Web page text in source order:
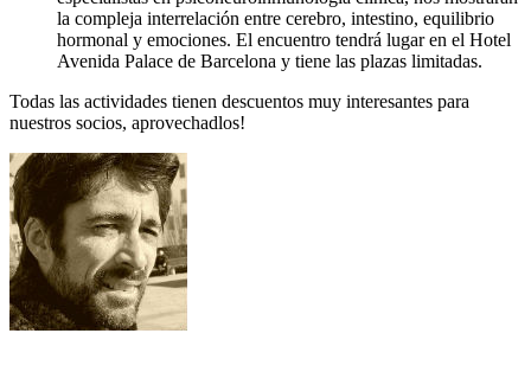
la compleja interrelación entre cerebro, intestino, equilibrio
hormonal y emociones. El encuentro tendrá lugar en el Hotel
Avenida Palace de Barcelona y tiene las plazas limitadas.
Todas las actividades tienen descuentos muy interesantes para
nuestros socios, aprovechadlos!